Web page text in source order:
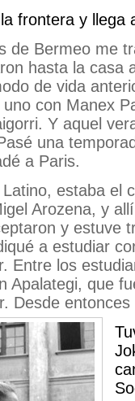
frontera y llega
de Bermeo me
hasta la casa
de vida
con Manex
Y aquel
una
a Paris.
estaba el
Arozena, y
y estuve
a estudiar
Entre los
Apalategi, que
Desde